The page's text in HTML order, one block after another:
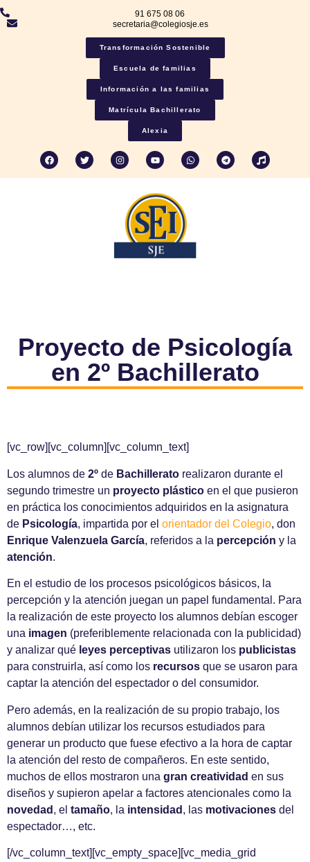
91 675 08 06
secretaria@colegiosje.es
Transformación Sostenible
Escuela de familias
Información a las familias
Matrícula Bachillerato
Alexia
Proyecto de Psicología
en 2º Bachillerato
[vc_row][vc_column][vc_column_text]
Los alumnos de 2º de Bachillerato realizaron durante el
segundo trimestre un proyecto plástico en el que pusieron
en práctica los conocimientos adquiridos en la asignatura
de Psicología, impartida por el orientador del Colegio, don
Enrique Valenzuela García, referidos a la percepción y la
atención.
En el estudio de los procesos psicológicos básicos, la
percepción y la atención juegan un papel fundamental. Para
la realización de este proyecto los alumnos debían escoger
una imagen (preferiblemente relacionada con la publicidad)
y analizar qué leyes perceptivas utilizaron los publicistas
para construirla, así como los recursos que se usaron para
captar la atención del espectador o del consumidor.
Pero además, en la realización de su propio trabajo, los
alumnos debían utilizar los recursos estudiados para
generar un producto que fuese efectivo a la hora de captar
la atención del resto de compañeros. En este sentido,
muchos de ellos mostraron una gran creatividad en sus
diseños y supieron apelar a factores atencionales como la
novedad , el tamaño, la intensidad , las motivaciones del
espectador…, etc.
[/vc_column_text][vc_empty_space][vc_media_grid